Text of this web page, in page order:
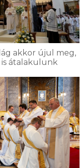
akkor újul meg,
átalakulunk